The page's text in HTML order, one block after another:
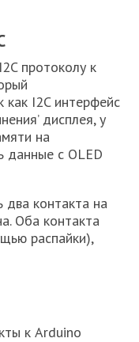
протоколу к
I2C интерфейс
дисплея, у
на
данные с OLED
контакта на
Оба контакта
распайки),
к Arduino